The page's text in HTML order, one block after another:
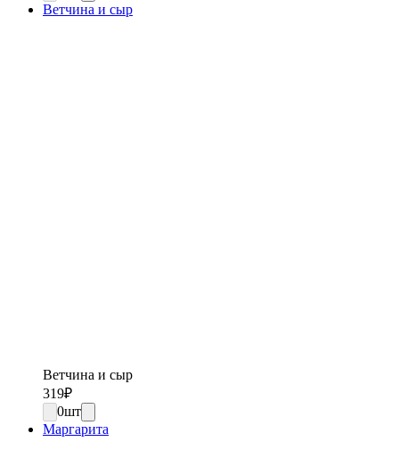
Ветчина и сыр
Ветчина и сыр
319₽
0шт
Маргарита